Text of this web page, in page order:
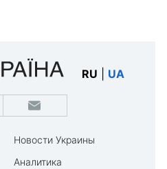
RU UA
Новости Украины
Аналитика